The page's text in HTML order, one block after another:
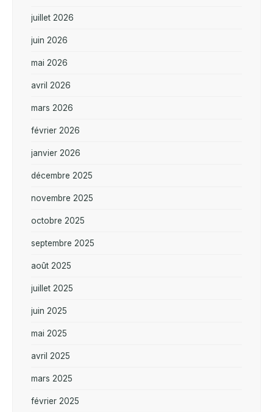
juillet 2026
juin 2026
mai 2026
avril 2026
mars 2026
février 2026
janvier 2026
décembre 2025
novembre 2025
octobre 2025
septembre 2025
août 2025
juillet 2025
juin 2025
mai 2025
avril 2025
mars 2025
février 2025